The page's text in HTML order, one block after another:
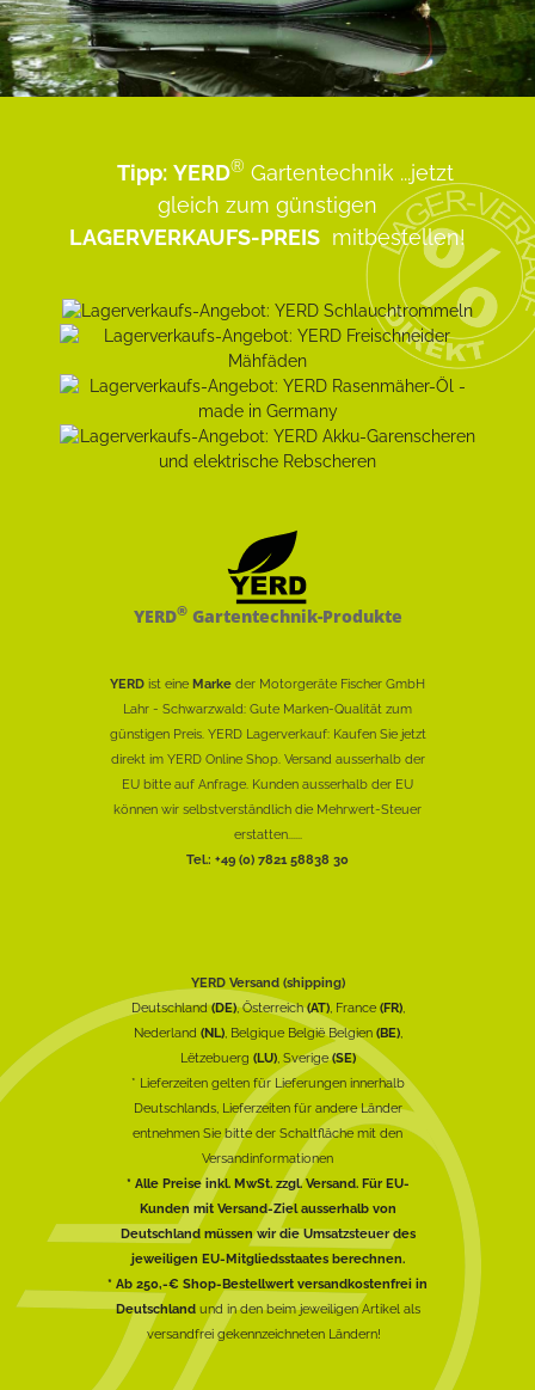
Tipp: YERD® Gartentechnik ...jetzt
gleich zum günstigen
LAGERVERKAUFS-PREIS mitbestellen!
YERD®Gartentechnik-Produkte
YERD ist eine Marke der Motorgeräte Fischer GmbH
Lahr - Schwarzwald: Gute Marken-Qualität zum
günstigen Preis. YERD Lagerverkauf: Kaufen Sie jetzt
direkt im YERD Online Shop. Versand ausserhalb der
EU bitte auf Anfrage. Kunden ausserhalb der EU
können wir selbstverständlich die Mehrwert-Steuer
erstatten......
Tel.: +49 (0) 7821 58838 30
YERD Versand (shipping)
Deutschland(DE), Österreich(AT), France (FR),
Nederland (NL), Belgique België Belgien (BE),
Lëtzebuerg (LU), Sverige(SE)
* Lieferzeiten gelten für Lieferungen innerhalb
Deutschlands, Lieferzeiten für andere Länder
entnehmen Sie bitte der Schaltfläche mit den
Versandinformationen
* Alle Preise inkl. MwSt. zzgl. Versand. Für EU-
Kunden mit Versand-Ziel ausserhalb von
Deutschland müssen wir die Umsatzsteuer des
jeweiligen EU-Mitgliedsstaates berechnen.
* Ab 250,-€ Shop-Bestellwert versandkostenfrei in
Deutschlandund in den beim jeweiligen Artikel als
versandfrei gekennzeichneten Ländern!